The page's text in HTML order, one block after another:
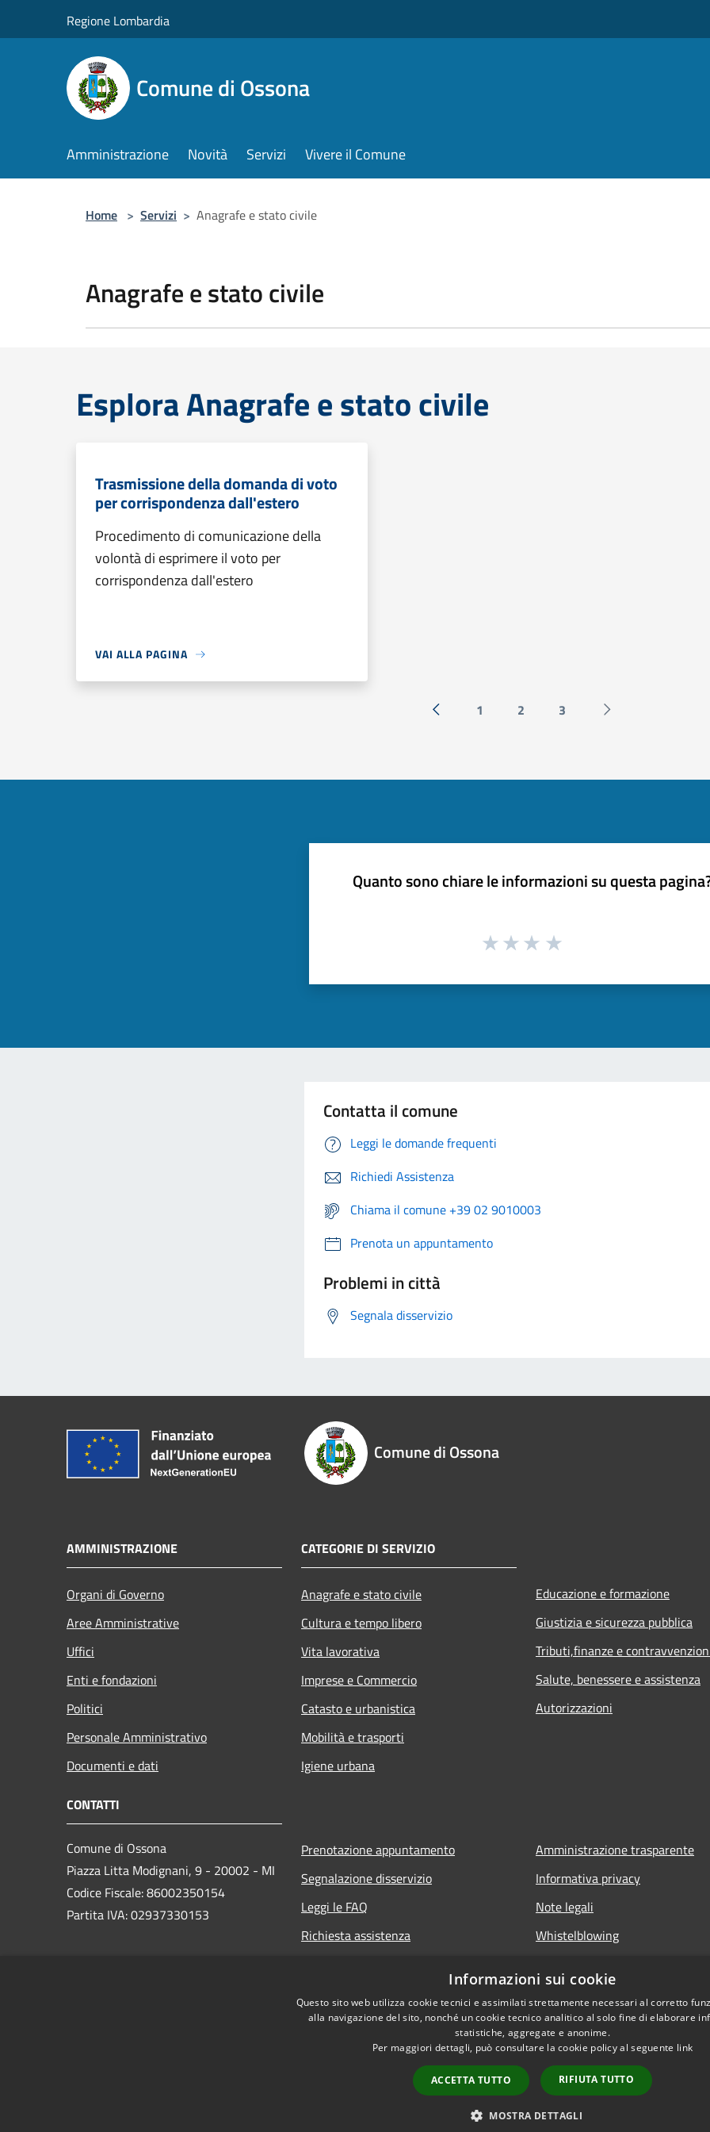
Regione Lombardia
Comune di Ossona
Amministrazione Novità Servizi Vivere il Comune
Home > Servizi > Anagrafe e stato civile
Anagrafe e stato civile
Esplora Anagrafe e stato civile
Trasmissione della domanda di voto
per corrispondenza dall'estero
Procedimento di comunicazione della
volontà di esprimere il voto per
corrispondenza dall'estero
VAI ALLA PAGINA
« Precedente
1 2 3
Successiva »
Quanto sono chiare le informazioni su questa
Contatta il comune
Leggi le domande frequenti
Richiedi Assistenza
Chiama il comune +39 02 9010003
Prenota un appuntamento
Problemi in città
Segnala disservizio
Comune di Ossona
AMMINISTRAZIONE
Organi di Governo
Aree Amministrative
Uffici
Enti e fondazioni
Politici
Personale Amministrativo
Documenti e dati
CATEGORIE DI SERVIZIO
Anagrafe e stato civile
Cultura e tempo libero
Vita lavorativa
Imprese e Commercio
Catasto e urbanistica
Mobilità e trasporti
Igiene urbana
Educazione e formazione
Giustizia e sicurezza pubblica
Tributi,finanze e
Salute, benessere e assistenza
Autorizzazioni
CONTATTI
Comune di Ossona
Piazza Litta Modignani, 9 - 20002 - MI
Codice Fiscale: 86002350154
Partita IVA: 02937330153
Prenotazione appuntamento
Segnalazione disservizio
Leggi le FAQ
Richiesta assistenza
Amministrazione trasparente
Informativa privacy
Note legali
Whistelblowing
Copyright © 2026 • Comune
Informazioni sui cookie
Questo sito web utilizza cookie tecnici e assimilati strettamente necessari al corretto
alla navigazione del sito, nonché un cookie tecnico analitico al solo fine di elaborare
statistiche, aggregate e anonime.
Per maggiori dettagli, può consultare la cookie policy al seguente link
ACCETTA TUTTO RIFIUTA TUTTO
MOSTRA DETTAGLI